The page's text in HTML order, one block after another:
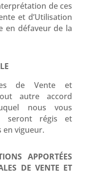
de ces
et d’Utilisation
en défaveur de la
de Vente et
autre accord
nous vous
seront régis et
en vigueur.
APPORTÉES
DE VENTE ET